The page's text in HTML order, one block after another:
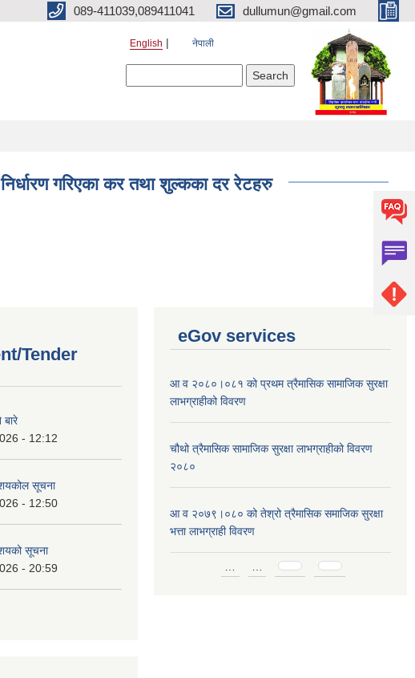
089-411039,089411041 dullumun@gmail.com
English नेपाली
गरिएका कर तथा शुल्कका दर रेटहरु
Tender
- 12:12
सूचना
- 12:50
सूचना
- 20:59
eGov services
आ व २०८०।०८१ को प्रथम त्रैमासिक सामाजिक सुरक्षा
लाभग्राहीको विवरण
चौथो त्रैमासिक सामाजिक सुरक्षा लाभग्राहीको विवरण
२०८०
आ व २०७९।०८० को तेश्रो त्रैमासिक समाजिक सुरक्षा
भत्ता लाभग्राही विवरण
Pages